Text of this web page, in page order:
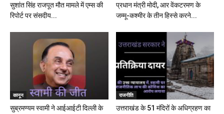
सुशांत सिंह राजपूत मौत मामले में एम्स की
रिपोर्ट पर संसदीय...
प्रधान मंत्री मोदी, आर वेंकटरमण के
जम्मू-कश्मीर के तीन हिस्से करने...
कानून
सुब्रमण्यम स्वामी ने आईआईटी दिल्ली के
राजनीति
उत्तराखंड के 51 मंदिरों के अधिग्रहण का